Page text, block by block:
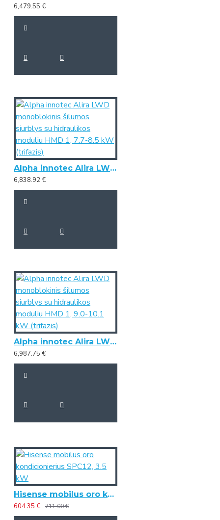
6,479.55 €
Alpha innotec Alira LWD monoblokinis šilumos siurblys su hidraulikos moduliu HMD 1, 7.7-8.5 kW (trifazis)
6,838.92 €
Alpha innotec Alira LWD monoblokinis šilumos siurblys su hidraulikos moduliu HMD 1, 9.0-10.1 kW (trifazis)
6,987.75 €
Hisense mobilus oro kondicionierius SPC12, 3.5 kW
604.35 € 711.00 €